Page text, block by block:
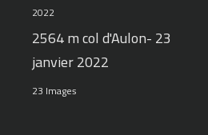
2564 m col d'Aulon- 23
janvier 2022
23 Images